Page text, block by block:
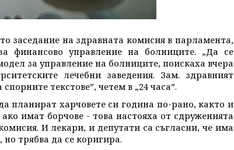
заседание на здравната комисия в парламента,
финансово управление на болниците. „Да се
за управление на болниците, поискаха вчера
лечебни заведения. Зам. здравният
текстове”, четем в „24 часа”.
планират харчовете си година по-рано, както и
имат борчове - това настояха от сдруженията
И лекари, и депутати са съгласни, че има
трябва да се коригира.